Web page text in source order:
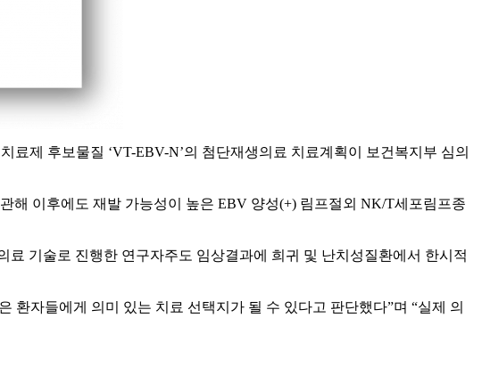
료제 후보물질 ‘VT-EBV-N’의 첨단재생의료 치료계획이 보건복지부 심의
해 이후에도 재발 가능성이 높은 EBV 양성(+) 림프절외 NK/T세포림프종
기술로 진행한 연구자주도 임상결과에 희귀 및 난치성질환에서 한시적
자들에게 의미 있는 치료 선택지가 될 수 있다고 판단했다”며 “실제 의